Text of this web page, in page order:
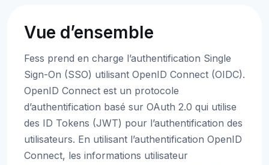
Vue d’ensemble
Fess prend en charge l’authentification Single
Sign-On (SSO) utilisant OpenID Connect (OIDC).
OpenID Connect est un protocole
d’authentification basé sur OAuth 2.0 qui utilise
des ID Tokens (JWT) pour l’authentification des
utilisateurs. En utilisant l’authentification OpenID
Connect, les informations utilisateur